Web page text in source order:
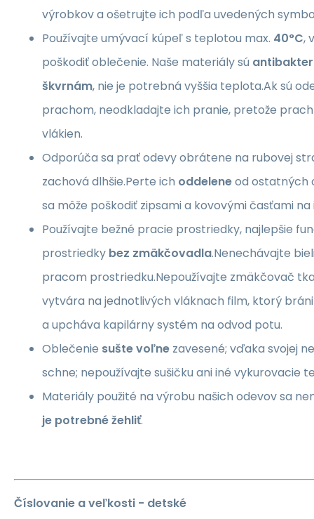
výrobkov a ošetrujte ich podľa uvedených
Používajte umývací kúpeľ s teplotou max. 40°C,
poškodiť oblečenie. Naše materiály sú
škvrnám, nie je potrebná vyššia teplota.Ak sú
prachom, neodkladajte ich pranie, pretože
vlákien.
Odporúča sa prať odevy obrátene na rubovej
zachová dlhšie.Perte ich oddeleneod ostatných
sa môže poškodiť zipsami a kovovými časťami
Používajte bežné pracie prostriedky, najlepšie
prostriedky bez zmäkčovadla.Nenechávajte
pracom prostriedku.Nepoužívajte zmäkčovač
vytvára na jednotlivých vláknach film, ktorý
a upcháva kapilárny systém na odvod potu.
Oblečenie sušte voľne zavesené; vďaka svojej
schne; nepoužívajte sušičku ani iné vykurovacie
Materiály použité na výrobu našich odevov sa
je potrebné žehliť.
Číslovanie a veľkosti - detské